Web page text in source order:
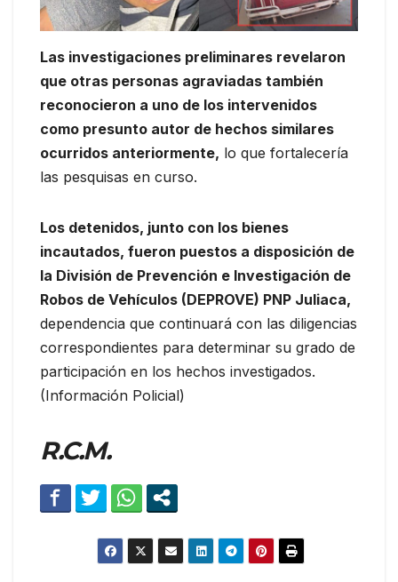
Las investigaciones preliminares revelaron
que otras personas agraviadas también
reconocieron a uno de los intervenidos
como presunto autor de hechos similares
ocurridos anteriormente, lo que fortalecería
las pesquisas en curso.
Los detenidos, junto con los bienes
incautados, fueron puestos a disposición de
la División de Prevención e Investigación de
Robos de Vehículos (DEPROVE) PNP Juliaca,
dependencia que continuará con las diligencias
correspondientes para determinar su grado de
participación en los hechos investigados.
(Información Policial)
R.C.M.